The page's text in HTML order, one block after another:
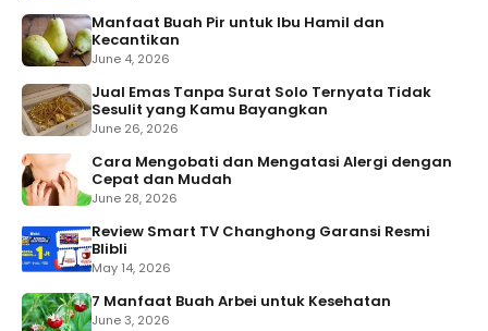
Manfaat Buah Pir untuk Ibu Hamil dan
Kecantikan
June 4, 2026
Jual Emas Tanpa Surat Solo Ternyata Tidak
Sesulit yang Kamu Bayangkan
June 26, 2026
Cara Mengobati dan Mengatasi Alergi dengan
Cepat dan Mudah
June 28, 2026
Review Smart TV Changhong Garansi Resmi
Blibli
May 14, 2026
7 Manfaat Buah Arbei untuk Kesehatan
June 3, 2026